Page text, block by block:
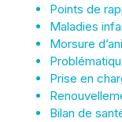
Points de
Maladies
Morsure
Prise en
Bilan de